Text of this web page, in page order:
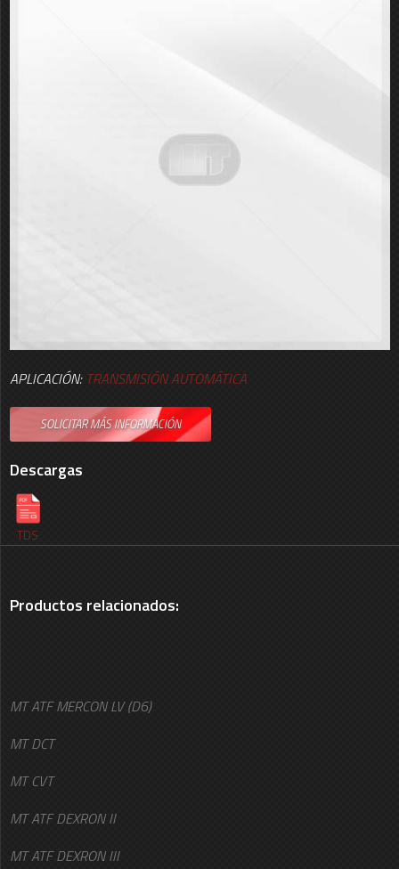
APLICACIÓN: TRANSMISIÓN AUTOMÁTICA
SOLICITAR MÁS INFORMACIÓN
Descargas
TDS
Productos relacionados:
MT ATF MERCON LV (D6)
MT DCT
MT CVT
MT ATF DEXRON II
MT ATF DEXRON III